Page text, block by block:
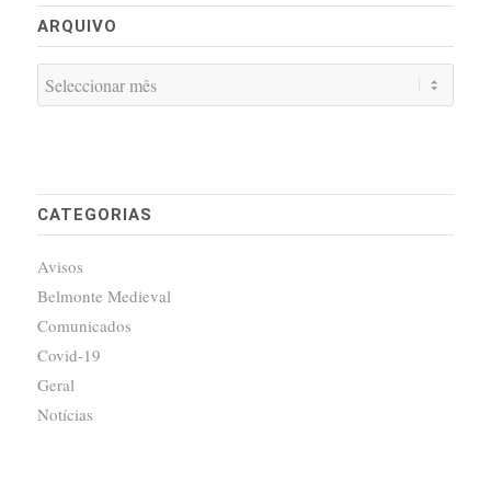
ARQUIVO
CATEGORIAS
Avisos
Belmonte Medieval
Comunicados
Covid-19
Geral
Notícias